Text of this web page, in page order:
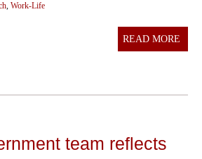
, Work-Life
READ MORE
team reflects